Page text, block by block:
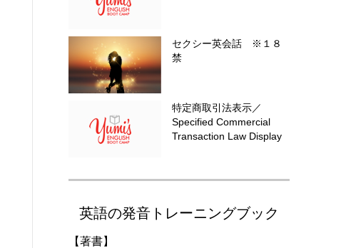
セクシー英会話 ※１８
禁
特定商取引法表示／
Specified Commercial
Transaction Law Display
英語の発音トレーニングブック
【著書】